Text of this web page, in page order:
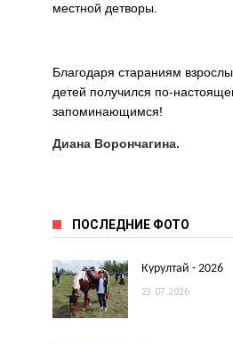
местной детворы.
Благодаря стараниям
детей получился по-
запоминающимся!
Диана Ворончагина.
ПОСЛЕДНИЕ ФОТО
Курултай - 2026
23.07.2026